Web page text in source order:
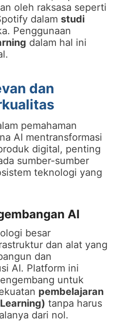
oleh raksasa seperti
dalam studi
Penggunaan
dalam hal ini
dan
pemahaman
AI mentransformasi
digital, penting
sumber-sumber
teknologi yang
AI
besar
dan alat yang
dan
AI. Platform ini
untuk
pembelajaran
tanpa harus
dari nol.